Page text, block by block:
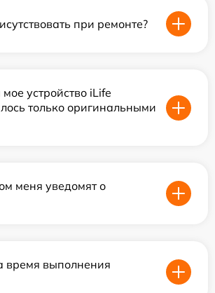
при ремонте?
устройство iLife
только оригинальными
меня уведомят о
время выполнения